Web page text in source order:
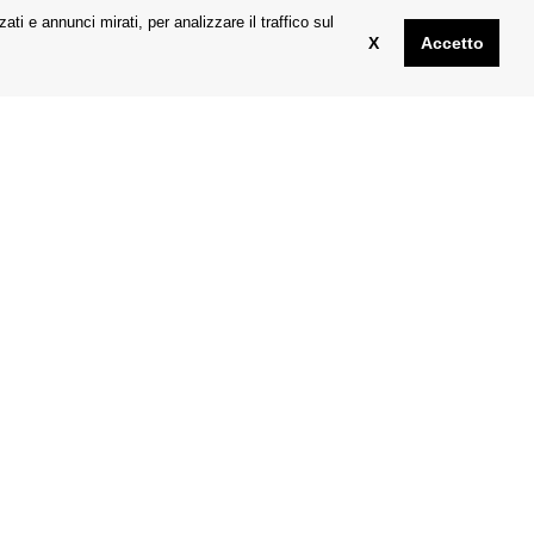
e annunci mirati, per analizzare il traffico sul
X Accetto
tutte le ultime novità e
Desiolens.eu
P.O. Box 27
25263 Roztoky